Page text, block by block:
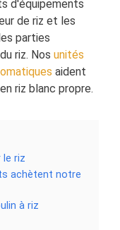
d'équipements
de riz et les
parties
riz. Nos unités
aident
riz blanc propre.
le riz
achètent notre
à riz